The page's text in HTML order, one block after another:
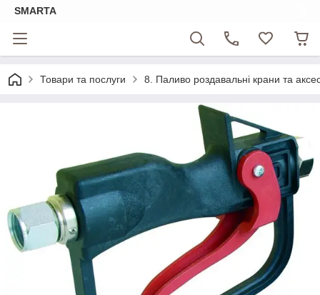
SMARTA
Товари та послуги 8. Паливо роздавальні крани та